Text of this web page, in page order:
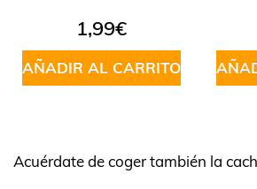
1,99€
AÑADIR AL CARRITO
Acuérdate de coger también la